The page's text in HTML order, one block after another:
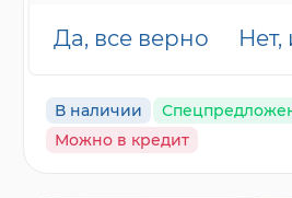
Да, все верно Нет,
Changan CS35
Техно, серый
В наличии
Можно в кредит